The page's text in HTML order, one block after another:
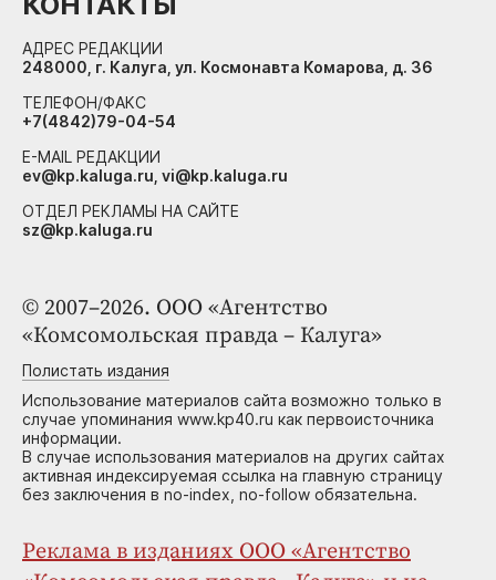
© 2007–2026. ООО «Агентство
«Комсомольская правда – Калуга»
Полистать издания
Использование материалов сайта возможно только в
случае упоминания www.kp40.ru как первоисточника
информации.
В случае использования материалов на других сайтах
активная индексируемая ссылка на главную страницу
без заключения в no-index, no-follow обязательна.
Реклама в изданиях ООО «Агентство
АДРЕС РЕДАКЦИИ
248000, г. Калуга, ул. Космонавта Комарова, д. 36
ТЕЛЕФОН/ФАКС
+7(4842)79-04-54
E-MAIL РЕДАКЦИИ
ev@kp.kaluga.ru, vi@kp.kaluga.ru
ОТДЕЛ РЕКЛАМЫ НА САЙТЕ
sz@kp.kaluga.ru